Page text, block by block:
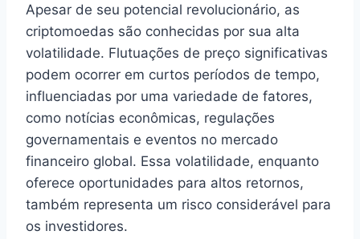
Apesar de seu potencial revolucionário, as
criptomoedas são conhecidas por sua alta
volatilidade. Flutuações de preço significativas
podem ocorrer em curtos períodos de tempo,
influenciadas por uma variedade de fatores,
como notícias econômicas, regulações
governamentais e eventos no mercado
financeiro global. Essa volatilidade, enquanto
oferece oportunidades para altos retornos,
também representa um risco considerável para
os investidores.